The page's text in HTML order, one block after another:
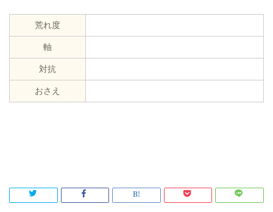
荒れ度
軸
対抗
おさえ